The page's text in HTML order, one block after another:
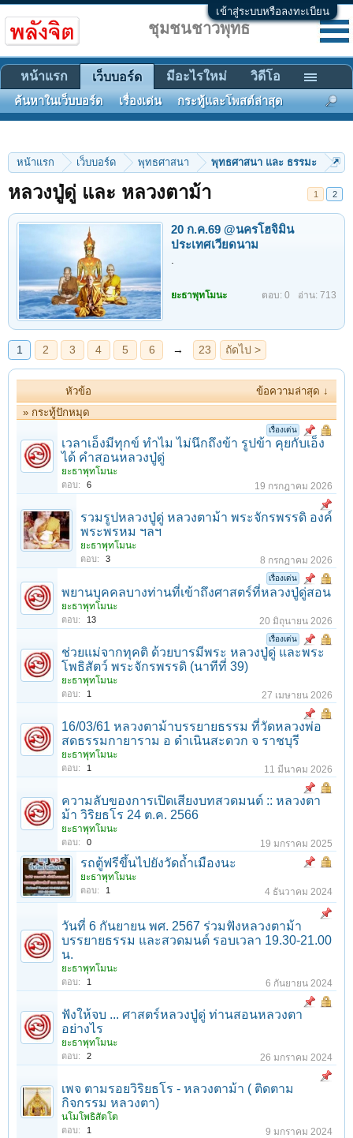
เข้าสู่ระบบหรือลงทะเบียน
หน้าแรก เว็บบอร์ด พุทธศาสนา พุทธศาสนา และ ธรรมะ
หลวงปู่ดู่ และ หลวงตาม้า 1 2
20 ก.ค.69 @นครโฮจิมิน
ประเทศเวียดนาม
ยะธาพุทโมนะ อ่าน: 713
ตอบ: 0
5 ถัดไป >
หัวข้อ
ข้อความล่าสุด ↓
» กระทู้ปักหมุด
เรื่องเด่น
เวลาเอ็งมีทุกข์ ทำไม ไม่นึกถึงข้า รูปข้า คุยกับเอ็ง
ได้ คำสอนหลวงปู่ดู่
ยะธาพุทโมนะ
ตอบ: 6 19 กรกฎาคม 2026
รวมรูปหลวงปู่ดู่ หลวงตาม้า พระจักรพรรดิ องค์
พระพรหม ฯลฯ
ยะธาพุทโมนะ
ตอบ: 3 8 กรกฎาคม 2026
เรื่องเด่น
พยานบุคคลบางท่านที่เข้าถึงศาสตร์ที่หลวงปู่ดู่สอน
ยะธาพุทโมนะ
ตอบ: 13 20 มิถุนายน 2026
เรื่องเด่น
ช่วยแม่จากทุคติ ด้วยบารมีพระ หลวงปู่ดู่ และพระ
โพธิสัตว์ พระจักรพรรดิ (นาทีที่ 39)
ยะธาพุทโมนะ
ตอบ: 1 27 เมษายน 2026
16/03/61 หลวงตาม้าบรรยายธรรม ที่วัดหลวงพ่อ
สดธรรมกายาราม อ ดำเนินสะดวก จ ราชบุรี
ยะธาพุทโมนะ
ตอบ: 1 11 มีนาคม 2026
ความลับของการเปิดเสียงบทสวดมนต์ :: หลวงตา
ม้า วิริยธโร 24 ต.ค. 2566
ยะธาพุทโมนะ
ตอบ: 0 19 มกราคม 2025
รถตู้ฟรีขึ้นไปยังวัดถ้ำเมืองนะ
ยะธาพุทโมนะ
ตอบ: 1 4 ธันวาคม 2024
วันที่ 6 กันยายน พศ. 2567 ร่วมฟังหลวงตาม้า
บรรยายธรรม และสวดมนต์ รอบเวลา 19.30-21.00
น.
ยะธาพุทโมนะ
ตอบ: 1 6 กันยายน 2024
ฟังให้จบ ... ศาสตร์หลวงปู่ดู่ ท่านสอนหลวงตา
อย่างไร
ยะธาพุทโมนะ
ตอบ: 2 26 มกราคม 2024
เพจ ตามรอยวิริยธโร - หลวงตาม้า ( ติดตาม
กิจกรรม หลวงตา)
นโมโพธิสัตโต
ตอบ: 1 9 มกราคม 2024
ชุมชนชาวพุทธ
หน้าแรก เว็บบอร์ด
ค้นหาในเว็บบอร์ด เรื่องเด่น กระทู้และโพสต์ล่าสุด
มีอะไรใหม่ วิดีโอ